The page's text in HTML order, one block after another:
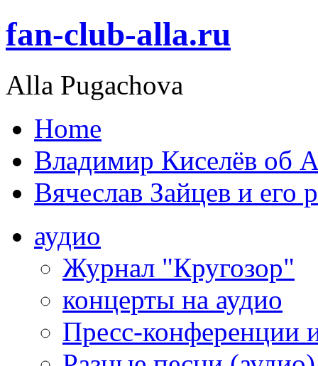
fan-club-alla.ru
Alla Pugachova
Home
Владимир Киселёв об
Вячеслав Зайцев и его
аудио
Журнал "Кругозор"
концерты на аудио
Пресс-конференции